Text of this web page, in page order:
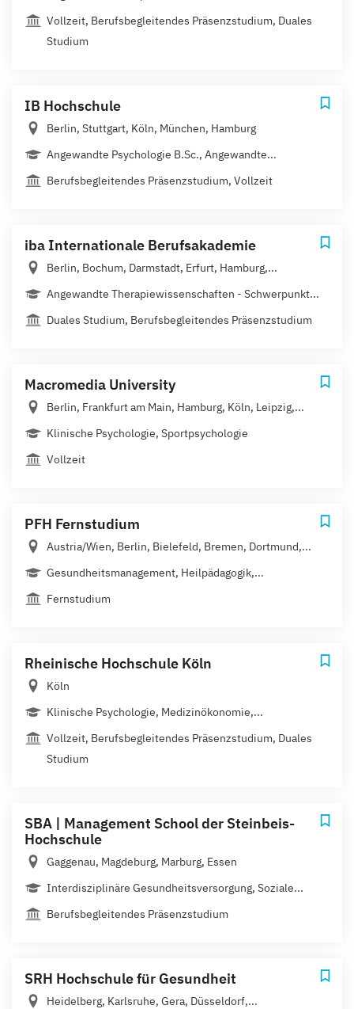
Vollzeit, Berufsbegleitendes Präsenzstudium, Duales
Studium
IB Hochschule
Berlin, Stuttgart, Köln, München, Hamburg
Angewandte Psychologie B.Sc., Angewandte...
Berufsbegleitendes Präsenzstudium, Vollzeit
iba Internationale Berufsakademie
Berlin, Bochum, Darmstadt, Erfurt, Hamburg,...
Angewandte Therapiewissenschaften - Schwerpunkt...
Duales Studium, Berufsbegleitendes Präsenzstudium
Macromedia University
Berlin, Frankfurt am Main, Hamburg, Köln, Leipzig,...
Klinische Psychologie, Sportpsychologie
Vollzeit
PFH Fernstudium
Austria/Wien, Berlin, Bielefeld, Bremen, Dortmund,...
Gesundheitsmanagement, Heilpädagogik,...
Fernstudium
Rheinische Hochschule Köln
Köln
Klinische Psychologie, Medizinökonomie,...
Vollzeit, Berufsbegleitendes Präsenzstudium, Duales
Studium
SBA | Management School der Steinbeis-
Hochschule
Gaggenau, Magdeburg, Marburg, Essen
Interdisziplinäre Gesundheitsversorgung, Soziale...
Berufsbegleitendes Präsenzstudium
SRH Hochschule für Gesundheit
Heidelberg, Karlsruhe, Gera, Düsseldorf,...